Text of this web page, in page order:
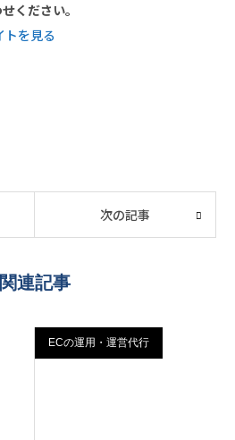
ください。
トを見る
次の記事
関連記事
ECの運用・運営代行